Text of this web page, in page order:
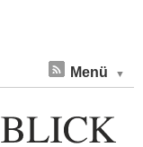
Menü